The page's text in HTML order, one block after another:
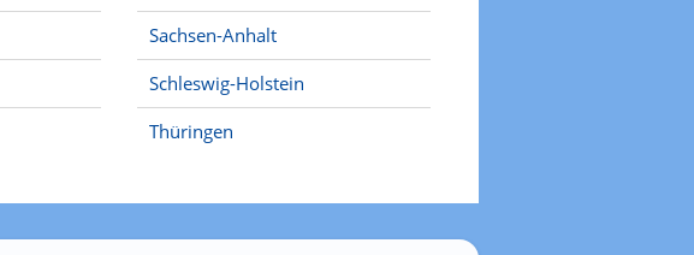
Sachsen-Anhalt
Schleswig-Holstein
Thüringen